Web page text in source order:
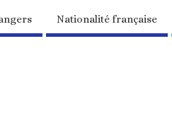
Nationalité française